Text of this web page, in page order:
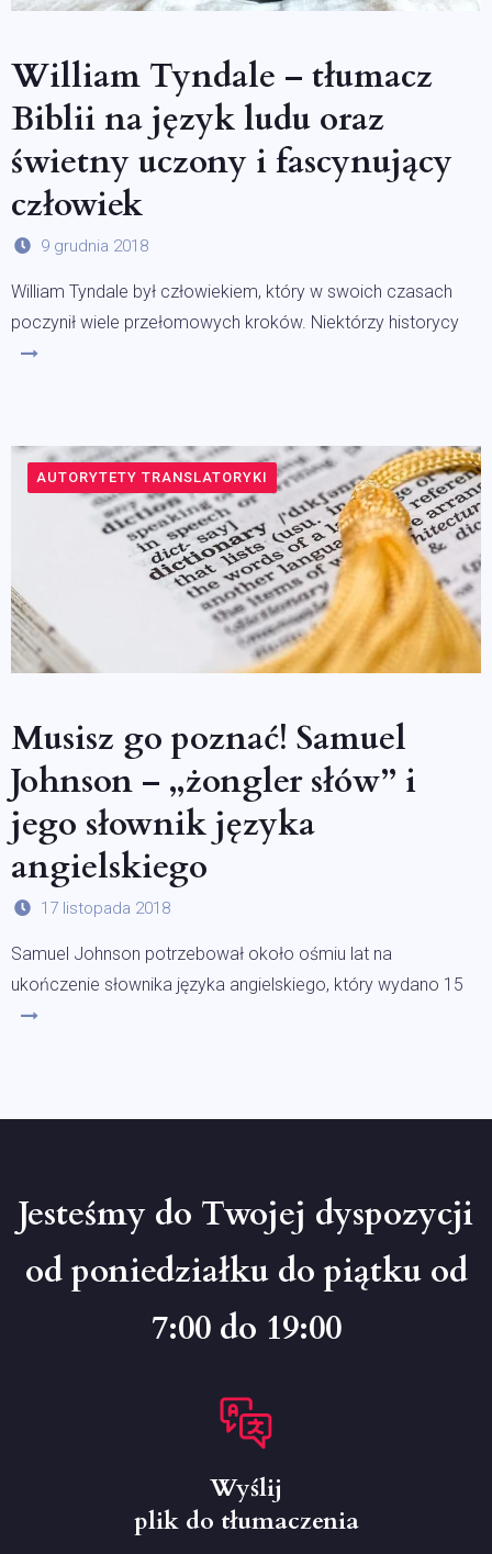
William Tyndale – tłumacz
Biblii na język ludu oraz
świetny uczony i fascynujący
człowiek
9 grudnia 2018
William Tyndale był człowiekiem, który w swoich czasach
poczynił wiele przełomowych kroków. Niektórzy historycy
AUTORYTETY TRANSLATORYKI
Musisz go poznać! Samuel
Johnson – „żongler słów” i
jego słownik języka
angielskiego
17 listopada 2018
Samuel Johnson potrzebował około ośmiu lat na
ukończenie słownika języka angielskiego, który wydano 15
Jesteśmy do Twojej dyspozycji
od poniedziałku do piątku od
7:00 do 19:00
Wyślij
plik do tłumaczenia